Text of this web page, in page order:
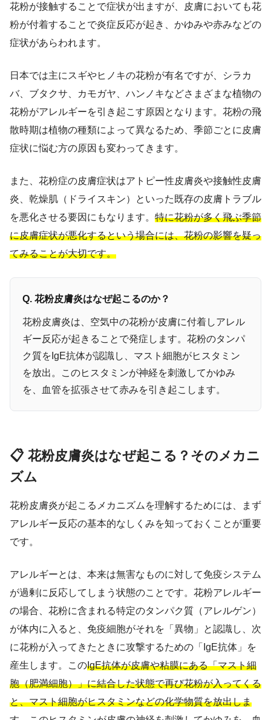
花粉が接触することで症状が出ますが、皮膚においても花
粉が付着することで炎症反応が起き、かゆみや赤みなどの
症状があらわれます。
日本では主にスギやヒノキの花粉が有名ですが、シラカ
バ、ブタクサ、カモガヤ、ハンノキなどさまざまな植物の
花粉がアレルギーを引き起こす原因となります。花粉の飛
散時期は植物の種類によって異なるため、季節ごとに皮膚
症状に悩む方の原因も変わってきます。
また、花粉症の皮膚症状はアトピー性皮膚炎や接触性皮膚
炎、乾燥肌（ドライスキン）といった既存の皮膚トラブル
を悪化させる要因にもなります。 特に花粉が多く飛ぶ季節
に皮膚症状が悪化するという場合には、花粉の影響を疑っ
てみることが大切です。
Q. 花粉皮膚炎はなぜ起こるのか？
花粉皮膚炎は、空気中の花粉が皮膚に付着しアレル
ギー反応が起きることで発症します。花粉のタンパ
ク質をIgE抗体が認識し、マスト細胞がヒスタミン
を放出。このヒスタミンが神経を刺激してかゆみ
を、血管を拡張させて赤みを引き起こします。
📋 花粉皮膚炎はなぜ起こる？そのメカニ
ズム
花粉皮膚炎が起こるメカニズムを理解するためには、まず
アレルギー反応の基本的なしくみを知っておくことが重要
です。
アレルギーとは、本来は無害なものに対して免疫システム
が過剰に反応してしまう状態のことです。花粉アレルギー
の場合、花粉に含まれる特定のタンパク質（アレルゲン）
が体内に入ると、免疫細胞がそれを「異物」と認識し、次
に花粉が入ってきたときに攻撃するための「IgE抗体」を
産生します。このIgE抗体が皮膚や粘膜にある「マスト細
胞（肥満細胞）」に結合した状態で再び花粉が入ってくる
と、マスト細胞がヒスタミンなどの化学物質を放出しま